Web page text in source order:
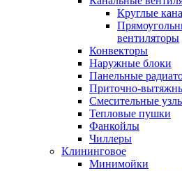
Круглые
вентиляторы
Конвекторы
Наружные блоки
Панельные
Приточно-
Смесительные
Тепловые пушки
Фанкойлы
Чиллеры
Клининговое
Минимойки